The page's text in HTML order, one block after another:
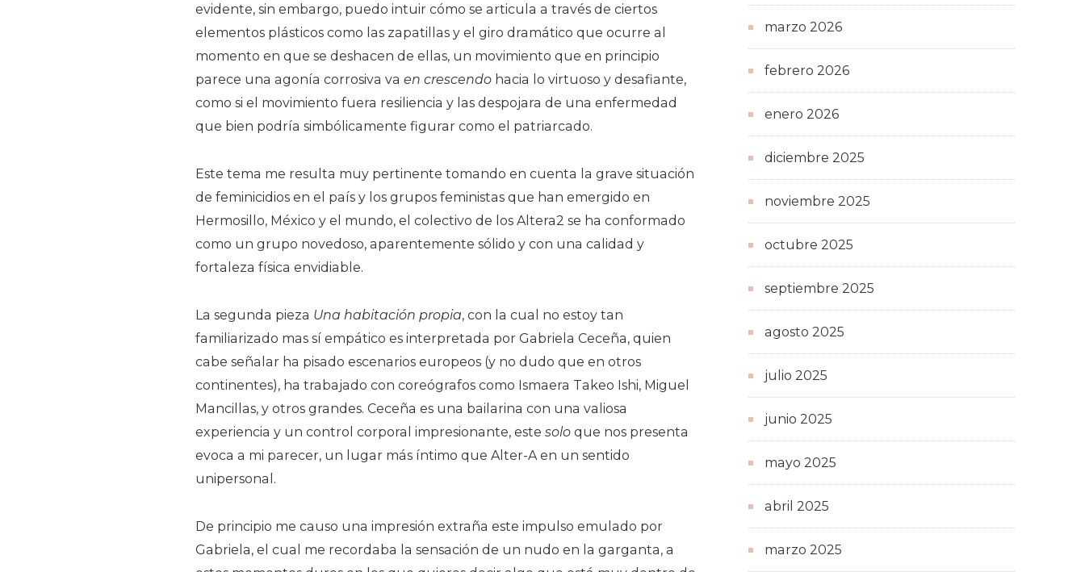
evidente, sin embargo, puedo intuir cómo se articula a través de ciertos
elementos plásticos como las zapatillas y el giro dramático que ocurre al
momento en que se deshacen de ellas, un movimiento que en principio
parece una agonía corrosiva va en crescendo hacia lo virtuoso y desafiante,
como si el movimiento fuera resiliencia y las despojara de una enfermedad
que bien podría simbólicamente figurar como el patriarcado.
Este tema me resulta muy pertinente tomando en cuenta la grave situación
de feminicidios en el país y los grupos feministas que han emergido en
Hermosillo, México y el mundo, el colectivo de los Altera2 se ha conformado
como un grupo novedoso, aparentemente sólido y con una calidad y
fortaleza física envidiable.
La segunda pieza Una habitación propia, con la cual no estoy tan
familiarizado mas sí empático es interpretada por Gabriela Ceceña, quien
cabe señalar ha pisado escenarios europeos (y no dudo que en otros
continentes), ha trabajado con coreógrafos como Ismaera Takeo Ishi, Miguel
Mancillas, y otros grandes. Ceceña es una bailarina con una valiosa
experiencia y un control corporal impresionante, este solo que nos presenta
evoca a mi parecer, un lugar más íntimo que Alter-A en un sentido
unipersonal.
De principio me causo una impresión extraña este impulso emulado por
Gabriela, el cual me recordaba la sensación de un nudo en la garganta, a
marzo 2026
febrero 2026
enero 2026
diciembre 2025
noviembre 2025
octubre 2025
septiembre 2025
agosto 2025
julio 2025
junio 2025
mayo 2025
abril 2025
marzo 2025